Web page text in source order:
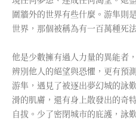
圍牆外的世界有些什麼。游隼則
世界，那個被稱為有一百萬種死
他是少數擁有過人力量的異能者
辨別他人的絕望與恐懼，更有預
游隼，遇見了被逐出夢幻城的詠
滑的肌膚，還有身上散發出的奇
自拔。少了密閉城市的庇護，詠